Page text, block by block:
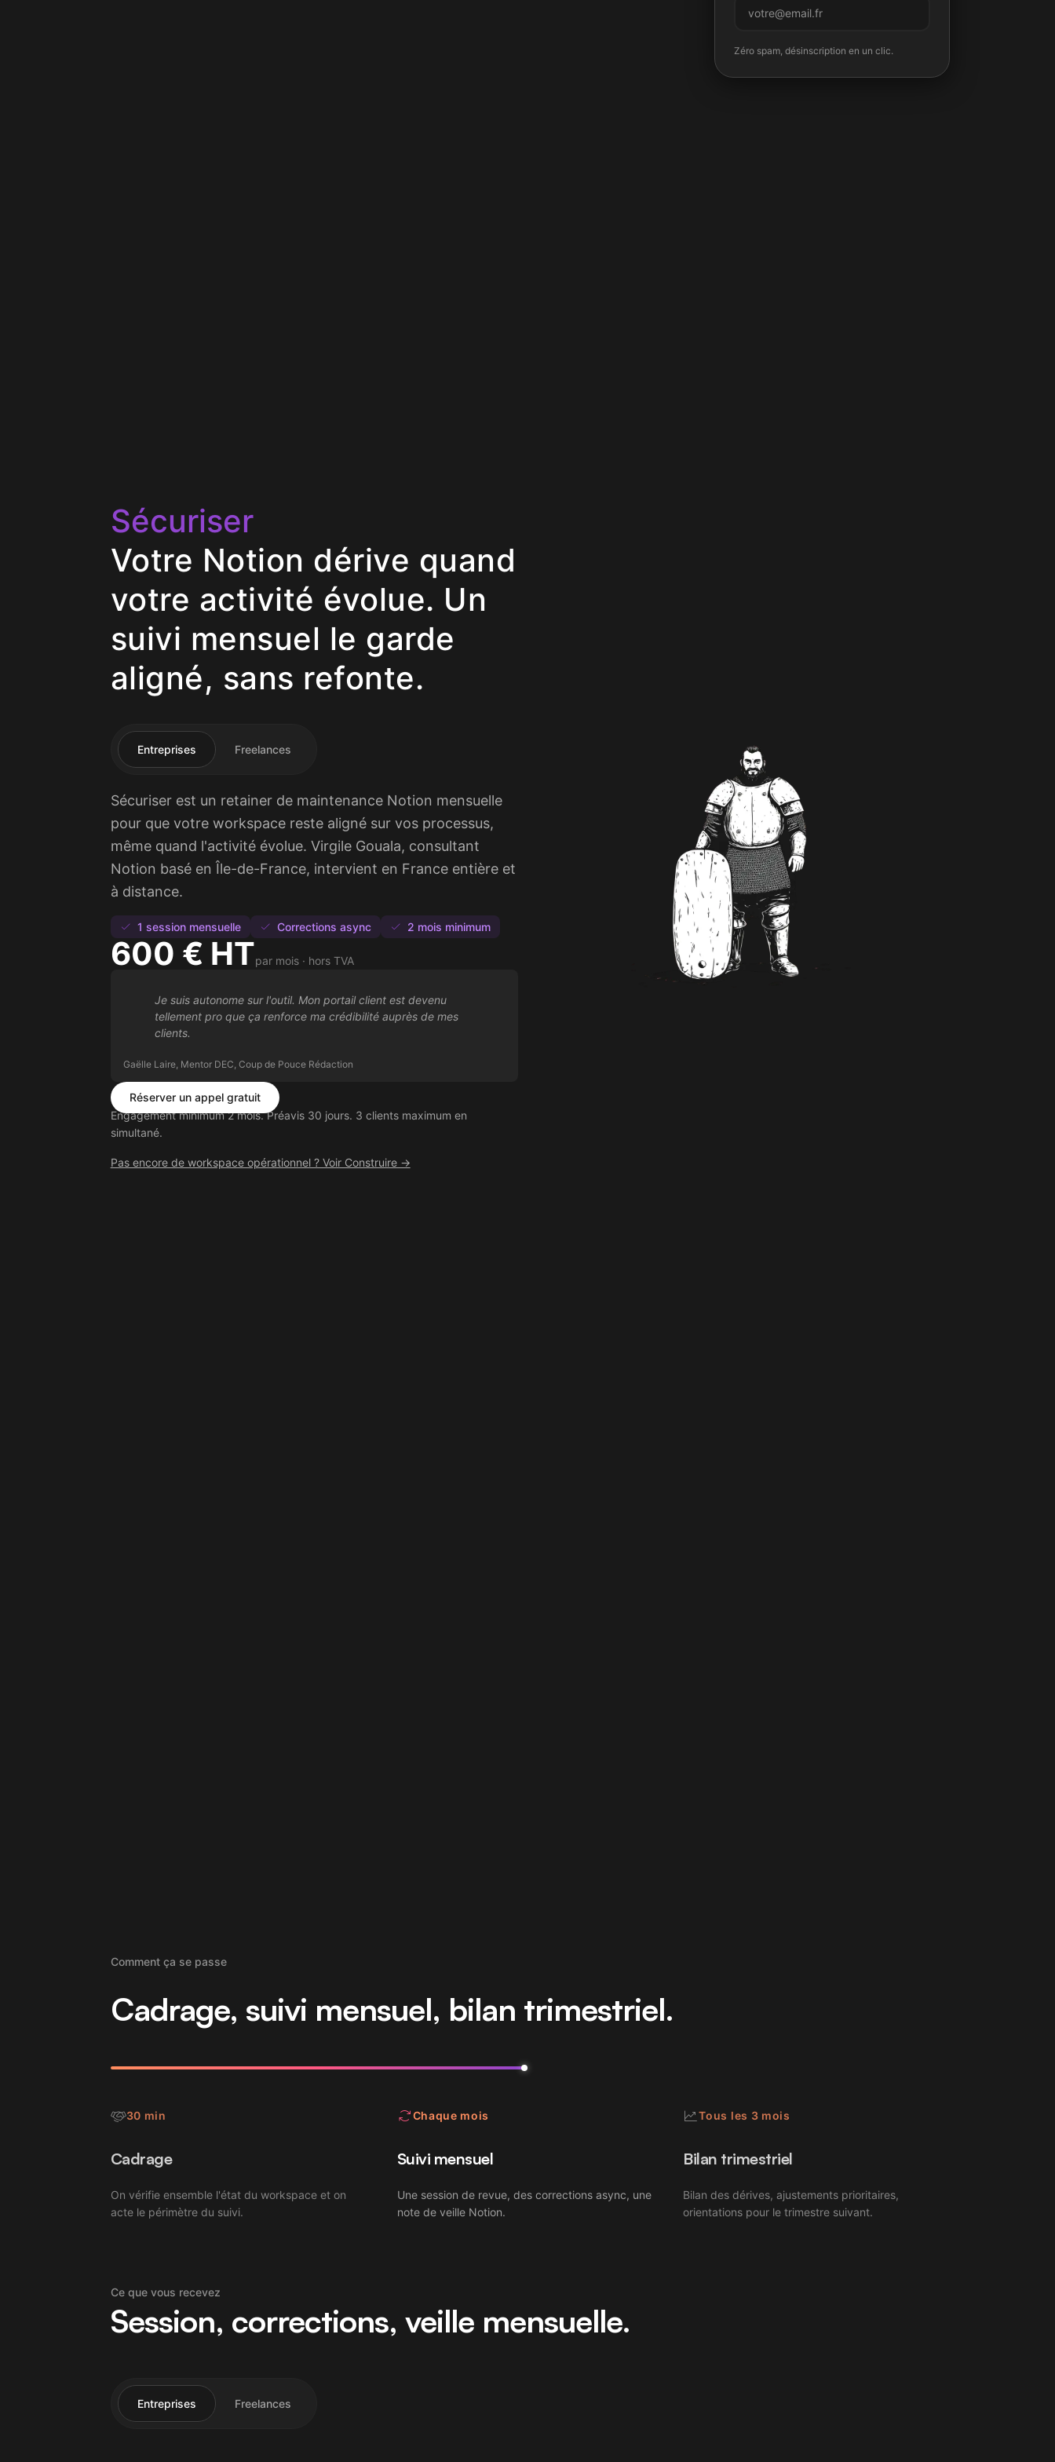
Sécuriser
Votre Notion dérive quand
votre activité évolue. Un
suivi mensuel le garde
aligné, sans refonte.
Entreprises Freelances
Sécuriser est un retainer de maintenance Notion mensuelle
pour que votre workspace reste aligné sur vos processus,
même quand l'activité évolue. Virgile Gouala, consultant
Notion basé en Île-de-France, intervient en France entière et
à distance.
1 session mensuelle Corrections async 2 mois minimum
600 € HTpar mois · hors TVA
Je suis autonome sur l'outil. Mon portail client est devenu
tellement pro que ça renforce ma crédibilité auprès de mes
clients.
Gaëlle Laire, Mentor DEC, Coup de Pouce Rédaction
Réserver un appel gratuit
Engagement minimum 2 mois. Préavis 30 jours. 3 clients maximum en
simultané.
Pas encore de workspace opérationnel ? Voir Construire →
Comment ça se passe
Cadrage, suivi mensuel, bilan trimestriel.
30 min
Cadrage
On vérifie ensemble l'état du workspace et on
acte le périmètre du suivi.
Chaque mois
Suivi mensuel
Une session de revue, des corrections async, une
note de veille Notion.
Tous les 3 mois
Bilan trimestriel
Bilan des dérives, ajustements prioritaires,
orientations pour le trimestre suivant.
Ce que vous recevez
Session, corrections, veille mensuelle.
Entreprises Freelances
M'inscrire
Zéro spam, désinscription en un clic.